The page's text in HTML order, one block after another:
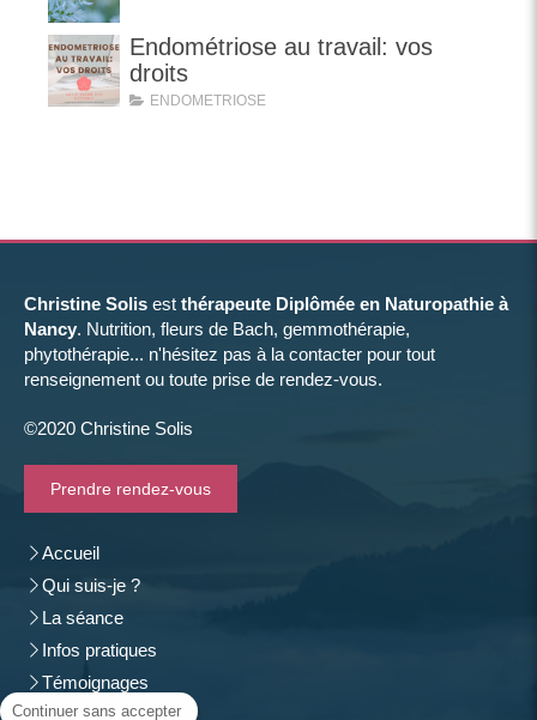
Endométriose au travail: vos
droits
ENDOMETRIOSE
Christine Solis est thérapeute Diplômée en Naturopathie à
Nancy. Nutrition, fleurs de Bach, gemmothérapie,
phytothérapie... n'hésitez pas à la contacter pour tout
renseignement ou toute prise de rendez-vous.
©2020 Christine Solis
Prendre rendez-vous
Accueil
Qui suis-je ?
La séance
Infos pratiques
Témoignages
Contact
Continuer sans accepter